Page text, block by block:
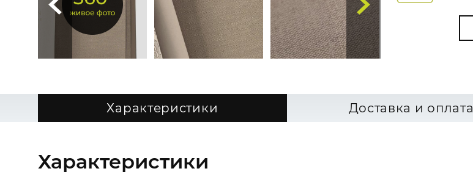
Характеристики Доставка и оплата
Характеристики